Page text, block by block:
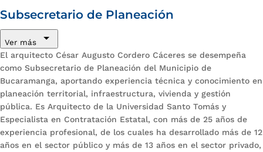
Subsecretario de Planeación
Ver más
El arquitecto César Augusto Cordero Cáceres se desempeña
como Subsecretario de Planeación del Municipio de
Bucaramanga, aportando experiencia técnica y conocimiento en
planeación territorial, infraestructura, vivienda y gestión
pública. Es Arquitecto de la Universidad Santo Tomás y
Especialista en Contratación Estatal, con más de 25 años de
experiencia profesional, de los cuales ha desarrollado más de 12
años en el sector público y más de 13 años en el sector privado,